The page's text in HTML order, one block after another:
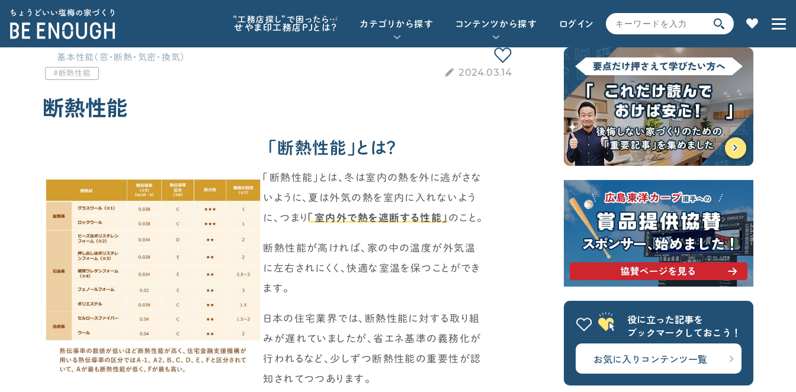
“工務店探し”で困ったら…
せやま印工務店PJとは？ カテゴリから探す
家の性能
工務店・HM選び 土地探し
間取り 契約後の注意点 時事ネタ・裏話
コンテンツから探す
記事で学ぶ 用語解説で学ぶ
ログイン
CATEGORY
カテゴリから探す
住宅業界の“闇”を知っておきたい
子育てに関連する情報が欲しい
資金計画
「住宅ローン」について学びたい
諸経費（保険など）の知識がほしい
家の性能
断熱／気密性能について学びたい
換気システムについて学びたい
エアコン計画・湿度管理を学びたい
標準仕様
「住宅設備」の選び方を知りたい
SEARCH
キーワードから探す
サイト内検索
よく使われるキーワード
せやま基準 UA値 断熱基準
省エネ基準 C値 気密性能
付帯工事 換気システム エアコン
太陽光パネル 一階完結型
アルミ樹脂複合サッシ
基本性能（窓・断熱・気密・換気）
断熱性能 2024.03.14
断熱性能
「断熱性能」とは？
「断熱性能」とは、冬は室内の熱を外に逃がさな
いように、夏は外気の熱を室内に入れないよう
に、つまり
「室内外で熱を遮断する性能」 のこと。
断熱性能が高ければ、家の中の温度が外気温
に左右されにくく、快適な室温を保つことができ
ます。
日本の住宅業界では、断熱性能に対する取り組
みが遅れていましたが、省エネ基準の義務化が
行われるなど、少しずつ断熱性能の重要性が認
知されてつつあります。
役に立った記事を
ブックマークしておこう！
お気に入りコンテンツ一覧